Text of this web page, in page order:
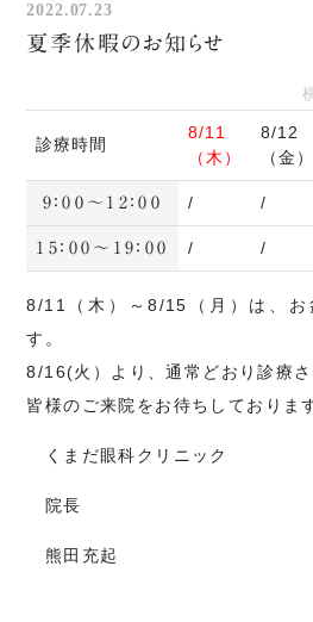
トピックス
[初診
オンライ
お電話でのお
058-
2022.07.23
夏季休暇のお知らせ
診療時間
8/11
（木）
8/12
（金）
9：00～12：00 / /
15：00～19：00 / /
8/11（木）～8/15（月）は、お
す。
8/16(火）より、通常どおり診療さ
皆様のご来院をお待ちしておりま
くまだ眼科クリニック
院長
熊田充起